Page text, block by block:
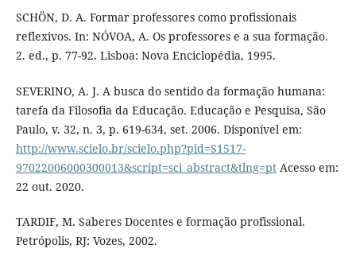
SCHÖN, D. A. Formar professores como profissionais
reflexivos. In: NÓVOA, A. Os professores e a sua formação.
2. ed., p. 77-92. Lisboa: Nova Enciclopédia, 1995.
SEVERINO, A. J. A busca do sentido da formação humana:
tarefa da Filosofia da Educação. Educação e Pesquisa, São
Paulo, v. 32, n. 3, p. 619-634, set. 2006. Disponível em:
http://www.scielo.br/scielo.php?pid=S1517-
97022006000300013&script=sci_abstract&tlng=ptAcesso em:
22 out. 2020.
TARDIF, M. Saberes Docentes e formação profissional.
Petrópolis, RJ: Vozes, 2002.